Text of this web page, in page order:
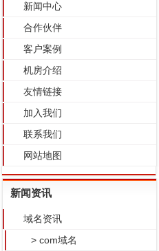
新闻中心
合作伙伴
客户案例
机房介绍
友情链接
加入我们
联系我们
网站地图
新闻资讯
域名资讯
> com域名